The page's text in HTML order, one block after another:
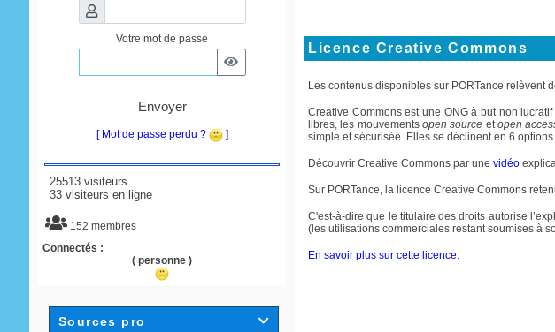
Votre mot de passe
Envoyer
[ Mot de passe perdu ? ]
25513 visiteurs
33 visiteurs en ligne
152 membres
Connectés :
( personne )
Sources pro 
Licence Creative Commons
Les contenus disponibles sur PORTance relèvent
Creative Commons est une ONG à but non
libres, les mouvements open source etopen
simple et sécurisée. Elles se déclinent en 6
Découvrir Creative Commons par une vidéo
Sur PORTance, la licence Creative Commons
C'est-à-dire que le titulaire des droits autorise
(les utilisations commerciales restant soumises à
En savoir plus sur cette licence.